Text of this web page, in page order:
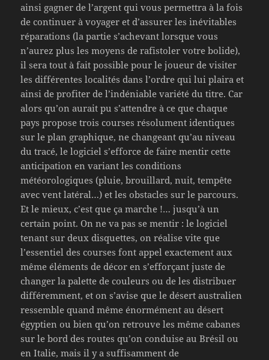
ainsi gagner de l’argent qui vous permettra à la fois
de continuer à voyager et d’assurer les inévitables
réparations (la partie s’achevant lorsque vous
n’aurez plus les moyens de rafistoler votre bolide),
il sera tout à fait possible pour le joueur de visiter
les différentes localités dans l’ordre qui lui plaira et
ainsi de profiter de l’indéniable variété du titre. Car
alors qu’on aurait pu s’attendre à ce que chaque
pays propose trois courses résolument identiques
sur le plan graphique, ne changeant qu’au niveau
du tracé, le logiciel s’efforce de faire mentir cette
anticipation en variant les conditions
météorologiques (pluie, brouillard, nuit, tempête
avec vent latéral…) et les obstacles sur le parcours.
Et le mieux, c’est que ça marche !… jusqu’à un
certain point. On ne va pas se mentir : le logiciel
tenant sur deux disquettes, on réalise vite que
l’essentiel des courses font appel exactement aux
même éléments de décor en s’efforçant juste de
changer la palette de couleurs ou de les distribuer
différemment, et on s’avise que le désert australien
ressemble quand même énormément au désert
égyptien ou bien qu’on retrouve les même cabanes
sur le bord des routes qu’on conduise au Brésil ou
en Italie, mais il y a suffisamment de